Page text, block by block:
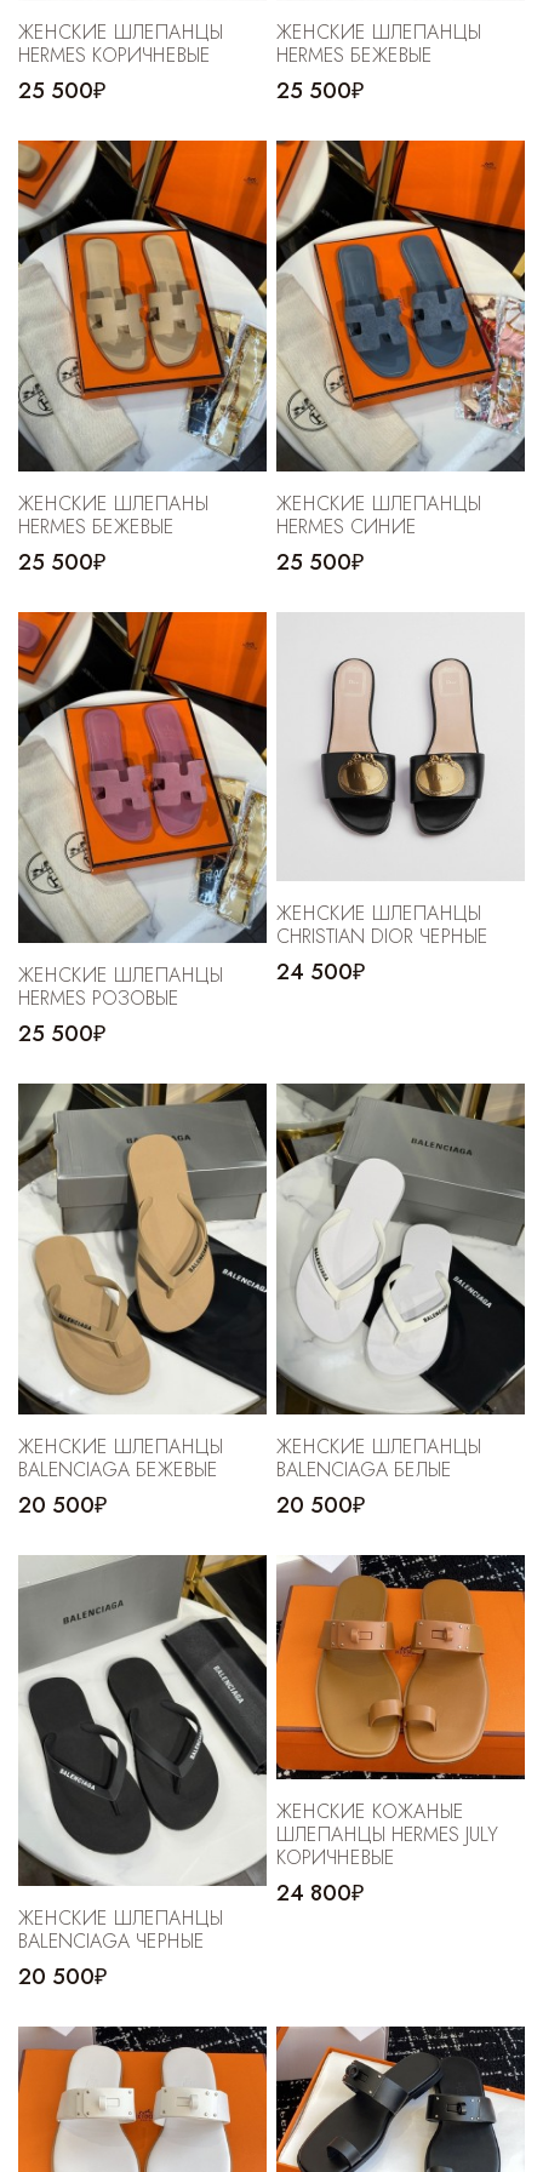
ЖЕНСКИЕ ШЛЕПАНЦЫ
HERMES КОРИЧНЕВЫЕ
25 500₽
ЖЕНСКИЕ ШЛЕПАНЦЫ
HERMES БЕЖЕВЫЕ
25 500₽
ЖЕНСКИЕ ШЛЕПАНЫ
HERMES БЕЖЕВЫЕ
25 500₽
ЖЕНСКИЕ ШЛЕПАНЦЫ
HERMES СИНИЕ
25 500₽
ЖЕНСКИЕ ШЛЕПАНЦЫ
HERMES РОЗОВЫЕ
25 500₽
ЖЕНСКИЕ ШЛЕПАНЦЫ
CHRISTIAN DIOR ЧЕРНЫЕ
24 500₽
ЖЕНСКИЕ ШЛЕПАНЦЫ
BALENCIAGA БЕЖЕВЫЕ
20 500₽
ЖЕНСКИЕ ШЛЕПАНЦЫ
BALENCIAGA БЕЛЫЕ
20 500₽
ЖЕНСКИЕ ШЛЕПАНЦЫ
BALENCIAGA ЧЕРНЫЕ
20 500₽
ЖЕНСКИЕ КОЖАНЫЕ
ШЛЕПАНЦЫ HERMES JULY
КОРИЧНЕВЫЕ
24 800₽
Cпортивные брюки
Комбинезоны